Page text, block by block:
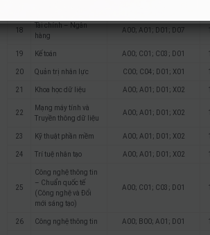
18
Tài chính – Ngân
hàng
A00; A01; D01; D07
19 Kế toán A00; C01; C03; D01
20 Quản trị nhân lực C00; C04; D01; X01
21 Khoa học dữ liệu A00; A01; D01; X02
22
Mạng máy tính và
Truyền thông dữ liệu
A00; A01; D01; X02
23 Kỹ thuật phần mềm A00; A01; D01; X02
24 Trí tuệ nhân tạo A00; A01; D01; X02
25
Công nghệ thông tin
– Chuẩn quốc tế
(Công nghệ và Đổi
mới sáng tạo)
A00; C01; C03; D01
26 Công nghệ thông tin A00; B00; A01; D01